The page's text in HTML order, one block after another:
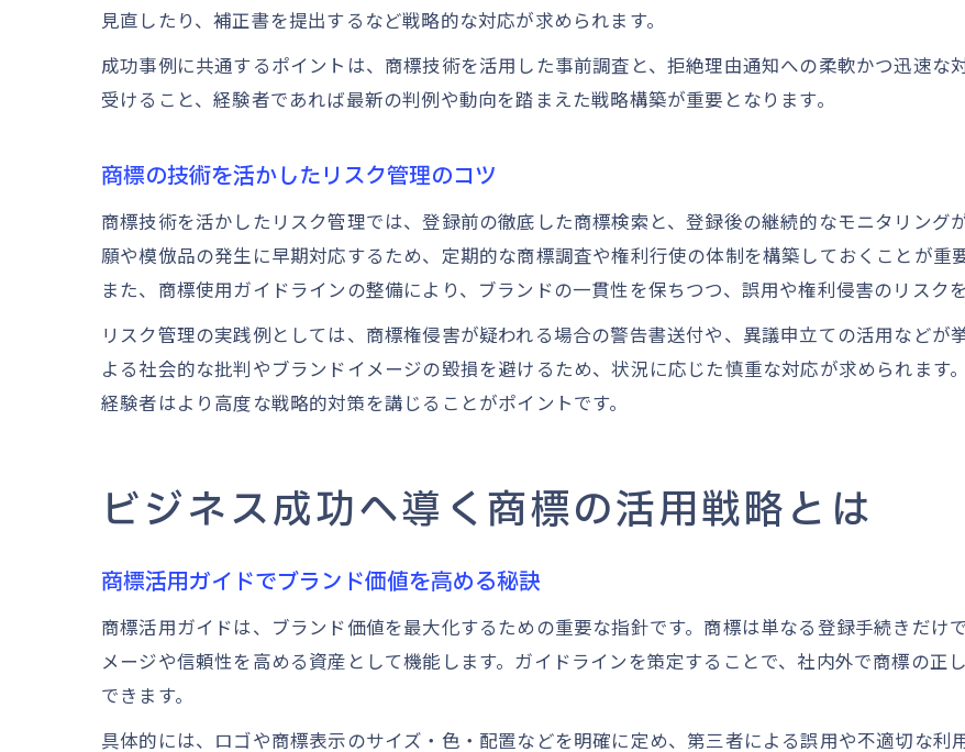
見直したり、補正書を提出するなど戦略的な対応が求められます。
成功事例に共通するポイントは、商標技術を活用した事前調査と、拒絶理由通知への柔軟かつ迅速な
受けること、経験者であれば最新の判例や動向を踏まえた戦略構築が重要となります。
商標の技術を活かしたリスク管理のコツ
商標技術を活かしたリスク管理では、登録前の徹底した商標検索と、登録後の継続的なモニタリング
願や模倣品の発生に早期対応するため、定期的な商標調査や権利行使の体制を構築しておくことが重要
また、商標使用ガイドラインの整備により、ブランドの一貫性を保ちつつ、誤用や権利侵害のリスク
リスク管理の実践例としては、商標権侵害が疑われる場合の警告書送付や、異議申立ての活用などが
よる社会的な批判やブランドイメージの毀損を避けるため、状況に応じた慎重な対応が求められます
経験者はより高度な戦略的対策を講じることがポイントです。
ビジネス成功へ導く商標の活用戦略とは
商標活用ガイドでブランド価値を高める秘訣
商標活用ガイドは、ブランド価値を最大化するための重要な指針です。商標は単なる登録手続きだけ
メージや信頼性を高める資産として機能します。ガイドラインを策定することで、社内外で商標の
できます。
具体的には、ロゴや商標表示のサイズ・色・配置などを明確に定め、第三者による誤用や不適切な利